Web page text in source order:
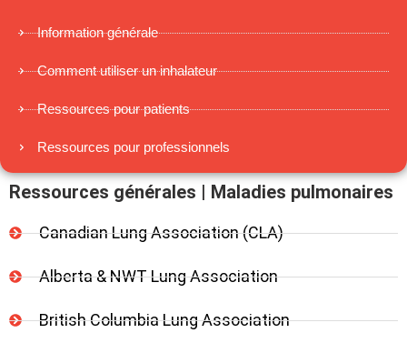
Information générale
Comment utiliser un inhalateur
Ressources pour patients
Ressources pour professionnels
Ressources générales | Maladies pulmonaires
Canadian Lung Association (CLA)
Alberta & NWT Lung Association
British Columbia Lung Association